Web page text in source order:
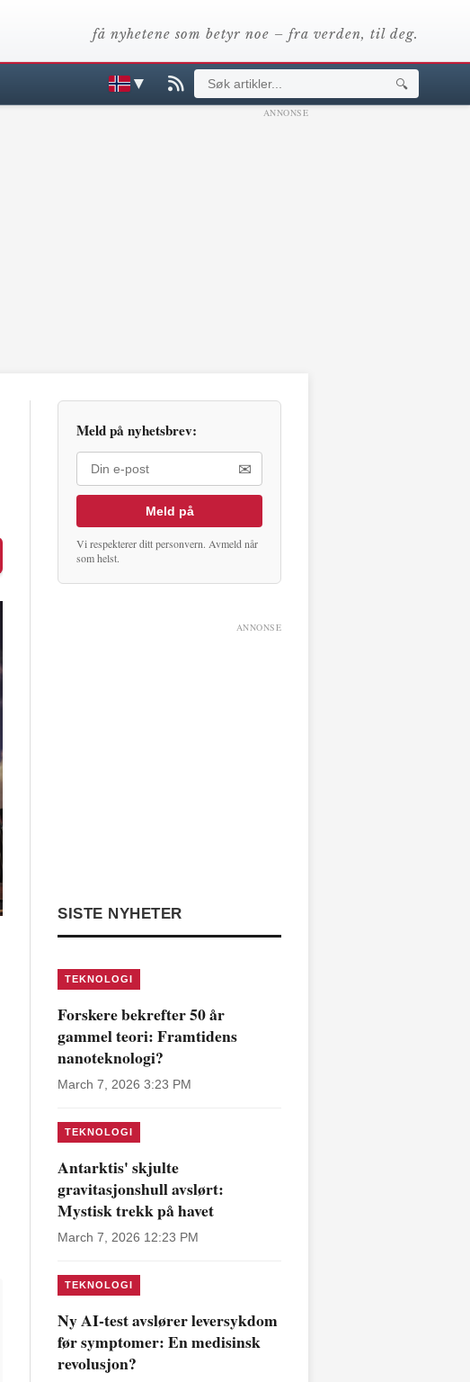
få nyhetene som betyr noe – fra verden, til deg.
▼ 🔍
ANNONSE
Meld på nyhetsbrev:
✉
Meld på
Vi respekterer ditt personvern. Avmeld når
som helst.
ANNONSE
SISTE NYHETER
TEKNOLOGI
Forskere bekrefter 50 år
gammel teori: Framtidens
nanoteknologi?
March 7, 2026 3:23 PM
TEKNOLOGI
Antarktis' skjulte
gravitasjonshull avslørt:
Mystisk trekk på havet
March 7, 2026 12:23 PM
TEKNOLOGI
Ny AI-test avslører leversykdom
før symptomer: En medisinsk
revolusjon?